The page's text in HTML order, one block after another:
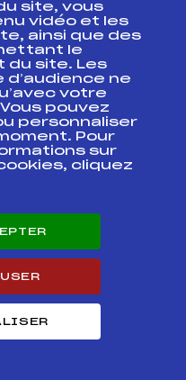
GS
FFS
Cat.
19.3.8
site, vous
vidéo et les
ainsi que des
le
du site. Les
d’audience ne
votre
pouvez
personnaliser
Pour
sur
cliquez